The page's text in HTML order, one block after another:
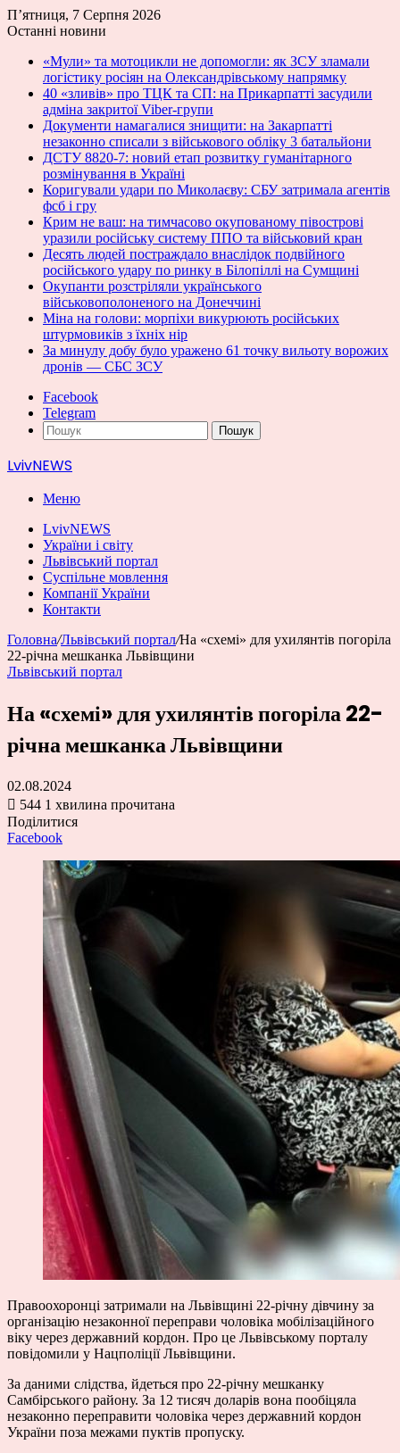
П’ятниця, 7 Серпня 2026
Останні новини
«Мули» та мотоцикли не допомогли: як ЗСУ зламали
логістику росіян на Олександрівському напрямку
40 «зливів» про ТЦК та СП: на Прикарпатті засудили
адміна закритої Viber-групи
Документи намагалися знищити: на Закарпатті
незаконно списали з військового обліку 3 батальйони
ДСТУ 8820-7: новий етап розвитку гуманітарного
розмінування в Україні
Коригували удари по Миколаєву: СБУ затримала агентів
фсб і гру
Крим не ваш: на тимчасово окупованому півострові
уразили російську систему ППО та військовий кран
Десять людей постраждало внаслідок подвійного
російського удару по ринку в Білопіллі на Сумщині
Окупанти розстріляли українського
військовополоненого на Донеччині
Міна на голови: морпіхи викурюють російських
штурмовиків з їхніх нір
За минулу добу було уражено 61 точку вильоту ворожих
дронів — СБС ЗСУ
Facebook
Telegram
Пошук
LvivNEWS
Меню
LvivNEWS
України і світу
Львівський портал
Суспільне мовлення
Компанії України
Контакти
Головна/Львівський портал/На «схемі» для ухилянтів погоріла
22-річна мешканка Львівщини
Львівський портал
На «схемі» для ухилянтів погоріла 22-
річна мешканка Львівщини
02.08.2024
544 1 хвилина прочитана
Поділитися
Facebook
Правоохоронці затримали на Львівщині 22-річну дівчину за
організацію незаконної переправи чоловіка мобілізаційного
віку через державний кордон. Про це Львівському порталу
повідомили у Нацполіції Львівщини.
За даними слідства, йдеться про 22-річну мешканку
Самбірського району. За 12 тисяч доларів вона пообіцяла
незаконно переправити чоловіка через державний кордон
України поза межами пуктів пропуску.